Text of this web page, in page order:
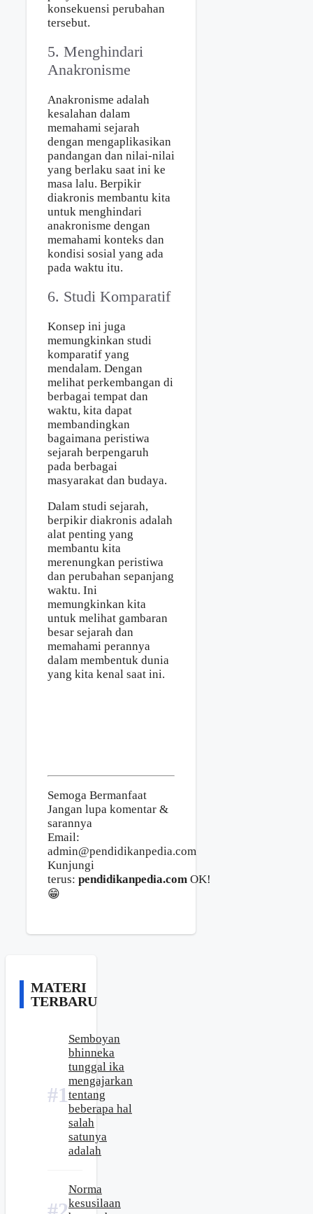
konsekuensi perubahan
tersebut.
5. Menghindari
Anakronisme
Anakronisme adalah
kesalahan dalam
memahami sejarah
dengan mengaplikasikan
pandangan dan nilai-nilai
yang berlaku saat ini ke
masa lalu. Berpikir
diakronis membantu kita
untuk menghindari
anakronisme dengan
memahami konteks dan
kondisi sosial yang ada
pada waktu itu.
6. Studi Komparatif
Konsep ini juga
memungkinkan studi
komparatif yang
mendalam. Dengan
melihat perkembangan di
berbagai tempat dan
waktu, kita dapat
membandingkan
bagaimana peristiwa
sejarah berpengaruh
pada berbagai
masyarakat dan budaya.
Dalam studi sejarah,
berpikir diakronis adalah
alat penting yang
membantu kita
merenungkan peristiwa
dan perubahan sepanjang
waktu. Ini
memungkinkan kita
untuk melihat gambaran
besar sejarah dan
memahami perannya
dalam membentuk dunia
yang kita kenal saat ini.
Semoga Bermanfaat
Jangan lupa komentar &
sarannya
Email:
admin@pendidikanpedia.com
Kunjungi
terus: pendidikanpedia.com OK!
😁
MATERI
TERBARU
Semboyan
bhinneka
tunggal ika
mengajarkan
tentang
beberapa hal
salah
satunya
adalah
Norma
kesusilaan